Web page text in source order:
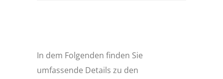
In dem Folgenden finden Sie
umfassende Details zu den